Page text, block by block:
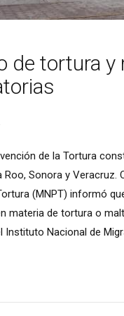
de tortura
de la Tortura
Sonora y Veracruz.
(MNPT) informó
materia de tortura o
Instituto Nacional de